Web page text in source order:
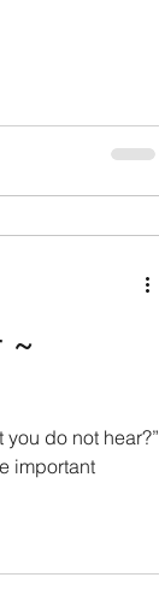
~
do not hear?”
important